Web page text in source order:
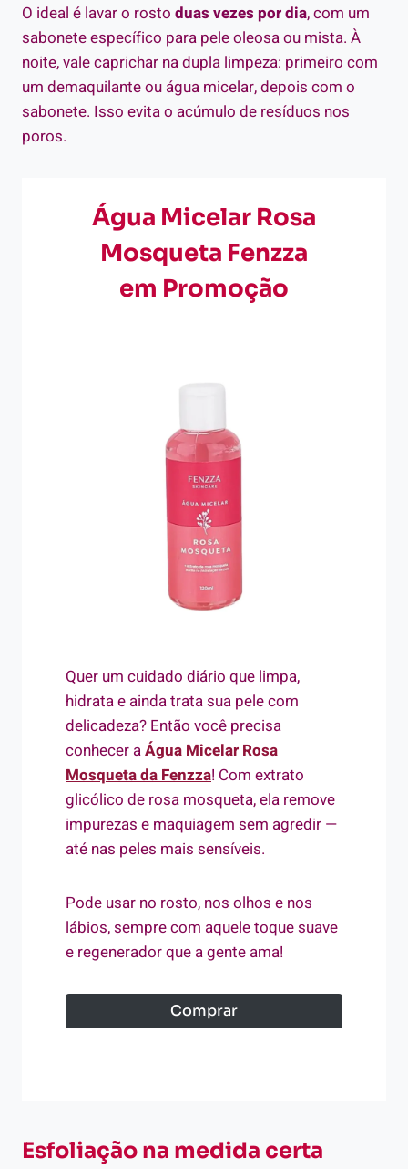
O ideal é lavar o rosto duas vezes por dia, com um
sabonete específico para pele oleosa ou mista. À
noite, vale caprichar na dupla limpeza: primeiro com
um demaquilante ou água micelar, depois com o
sabonete. Isso evita o acúmulo de resíduos nos
poros.
Água Micelar Rosa
Mosqueta Fenzza
em Promoção
Quer um cuidado diário que limpa,
hidrata e ainda trata sua pele com
delicadeza? Então você precisa
conhecer aÁgua Micelar Rosa
Mosqueta da Fenzza! Com extrato
glicólico de rosa mosqueta, ela remove
impurezas e maquiagem sem agredir —
até nas peles mais sensíveis.
Pode usar no rosto, nos olhos e nos
lábios, sempre com aquele toque suave
e regenerador que a gente ama!
Comprar
Esfoliação na medida certa